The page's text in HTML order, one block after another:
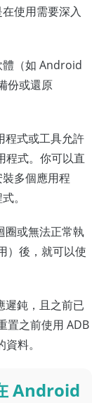
使用需要深入
體（如 Android
份或還原
程式或工具允許
程式。你可以直
多個應用程
。
圈或無法正常執
）後，就可以使
遲鈍，且之前已
置之前使用 ADB
料。
Android